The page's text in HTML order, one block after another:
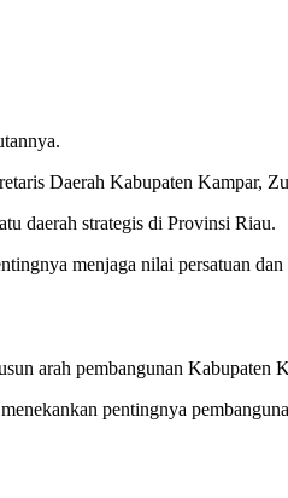
Daerah Kabupaten Kampar,
daerah strategis di Provinsi Riau.
menjaga nilai persatuan
arah pembangunan Kabupaten
pentingnya